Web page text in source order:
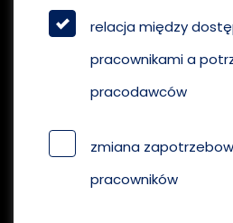
relacja między
pracownikami a
pracodawców
zmiana
pracowników